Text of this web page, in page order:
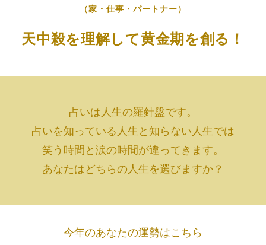
（家・仕事・パートナー）
天中殺を理解して黄金期を創る！
占いは人生の羅針盤です。
占いを知っている人生と知らない人生では
笑う時間と涙の時間が違ってきます。
あなたはどちらの人生を選びますか？
今年のあなたの運勢はこちら